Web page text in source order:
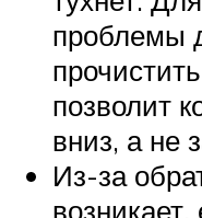
проблемы
позволит
вниз, а не
Из-за